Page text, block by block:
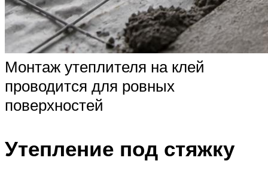
Монтаж утеплителя на клей
проводится для ровных
поверхностей
Утепление под стяжку